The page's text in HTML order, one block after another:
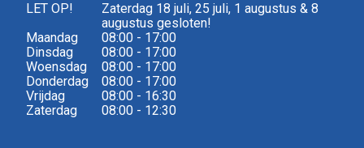
LET OP!
Zaterdag 18 juli, 25 juli, 1 augustus & 8
augustus gesloten!
Maandag
08:00 - 17:00
Dinsdag
08:00 - 17:00
Woensdag
08:00 - 17:00
Donderdag
08:00 - 17:00
Vrijdag
08:00 - 16:30
Zaterdag
08:00 - 12:30